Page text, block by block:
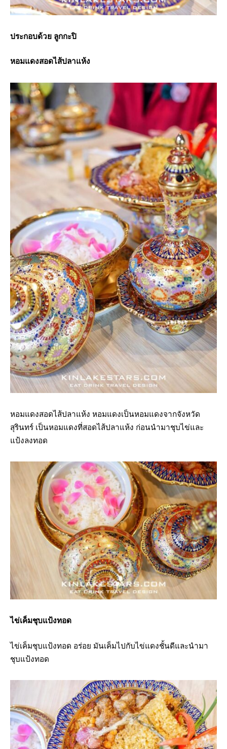
ประกอบด้วย ลูกกะปิ
หอมแดงสอดไส้ปลาแห้ง
หอมแดงสอดไส้ปลาแห้ง หอมแดงเป็นหอมแดงจากจังหวัด
สุรินทร์ เป็นหอมแดงที่สอดไส้ปลาแห้ง ก่อนนำมาชุบไข่และ
แป้งลงทอด
ไข่เค็มชุบแป้งทอด
ไข่เค็มชุบแป้งทอด อร่อย มันเค็มไปกับไข่แดงชั้นดีและนำมา
ชุบแป้งทอด